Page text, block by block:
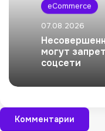
eCommerce
07.08.2026
могут
соцсети
Комментарии